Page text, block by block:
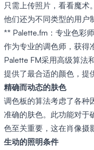
只需上传照片，看看魔术
他们还为不同类型的用户
** Palette.fm：专业色彩
作为专业的调色师，获得
Palette FM采用高级算法
提供了最合适的颜色，提
精确而动态的肤色
调色板的算法考虑了各种
准确的肤色。此功能对于
色至关重要，这在肖像摄
生动的照明条件